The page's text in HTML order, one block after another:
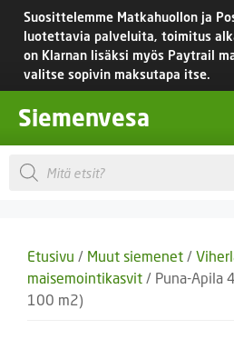
Siirry
sisältöön
Suosittelemme Matkahuollon ja
luotettavia palveluita, toimitus
on Klarnan lisäksi myös Paytrail
valitse sopivin maksutapa itse.
Siemenvesa
Products
search
Etusivu / Muut siemenet /
maisemointikasvit / Puna-Apila
100 m2)